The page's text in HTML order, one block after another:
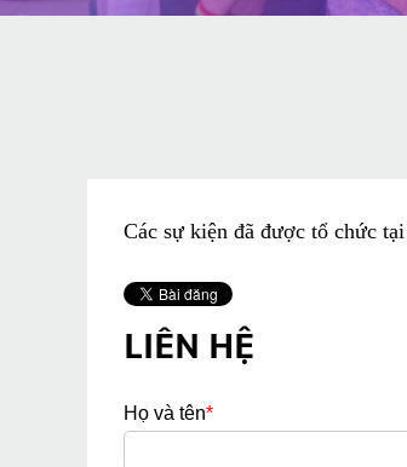
Các sự kiện đã được tổ chức
LIÊN HỆ
Họ và tên*